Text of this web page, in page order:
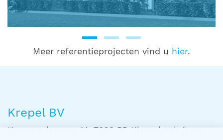
Meer referentieprojecten vind u hier.
Krepel BV
Kopermolenweg 14, 7382 BP Klarenbeek (gem.